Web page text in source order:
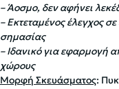
– Άοσμο, δεν αφήνει
– Εκτεταμένος έλεγχος
σημασίας
– Ιδανικό για εφαρμογή
χώρους
Μορφή Σκευάσματος: